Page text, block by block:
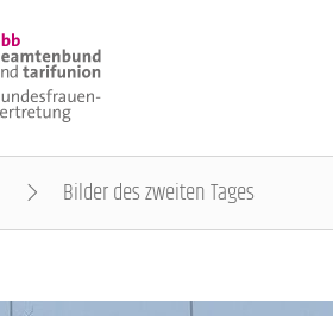
Bilder des zweiten Tages